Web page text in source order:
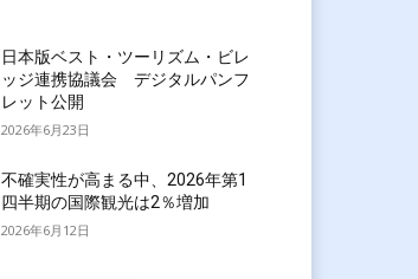
日本版ベスト・ツーリズム・ビレ
ッジ連携協議会 デジタルパンフ
レット公開
2026年6月23日
不確実性が高まる中、2026年第1
四半期の国際観光は2％増加
2026年6月12日